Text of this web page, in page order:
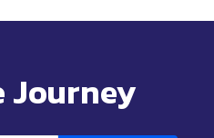
Journey